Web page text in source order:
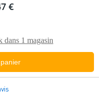
€
dans 1 magasin